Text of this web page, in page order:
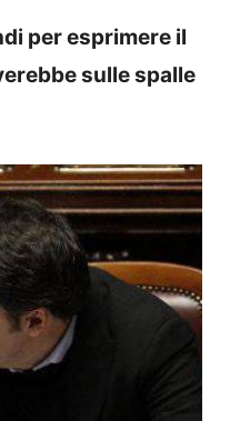
per esprimere il
sulle spalle